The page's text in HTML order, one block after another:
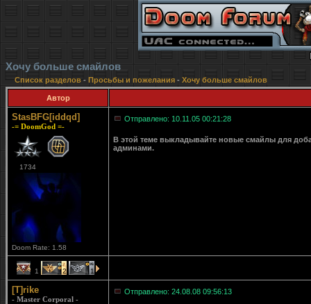
Хочу больше смайлов
Список разделов- Просьбы и пожелания - Хочу больше смайлов
Автор
StasBFG[iddqd]
-= DoomGod =-
1734
Doom Rate: 1.58
Отправлено: 10.11.05 00:21:28
В этой теме выкладывайте новые смайлы для
админами.
1 2 1
[T]rike
- Master Corporal -
Отправлено: 24.08.08 09:56:13